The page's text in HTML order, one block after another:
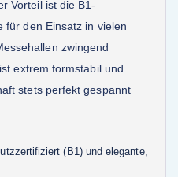
Vorteil ist die B1-
für den Einsatz in vielen
zwingend
extrem formstabil und
stets perfekt gespannt
(B1) und elegante,